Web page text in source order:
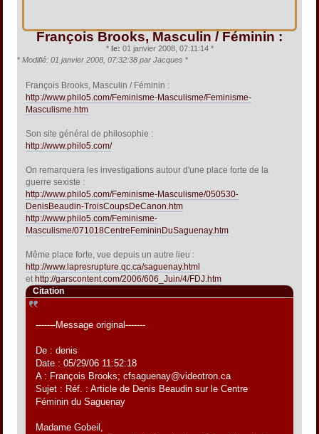
François Brooks, Masculin / Féminin :
* le: 01 janvier 2008, 07:11:14 *
* Modifié: 01 janvier 2008, 07:32:38 par Jacques *
François Brooks, Masculin / Féminin :
http://www.philo5.com/Feminisme-Masculisme/Feminisme-
Masculisme.htm
Son site général de philosophie :
http://www.philo5.com/
On remarquera les investigations autour d'une place forte de la
guerre sexiste :
http://www.philo5.com/Feminisme-Masculisme/050530-
DenisBeaudin-TroisCoupsDeCanon.htm
http://www.philo5.com/Feminisme-
Masculisme/071018CentreFemininDuSaguenay.htm
Même place forte, vue depuis un autre lieu :
http://www.lapresrupture.qc.ca/saguenay.html
et http://garscontent.com/2006/606_Juin/4/FDJ.htm
Citation
-------Message original-------
De : denis
Date : 05/29/06 11:52:18
A : François Brooks; cfsaguenay@videotron.ca
Sujet : Réf. : Article de Denis Beaudin sur le Centre
Féminin du Saguenay
Madame Gobeil,